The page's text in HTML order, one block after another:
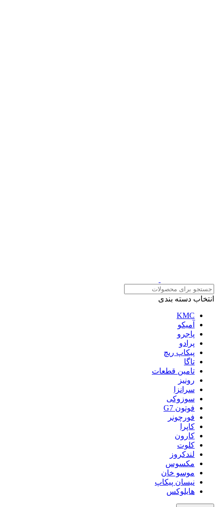
انتخاب دسته بندی
KMC
آمیکو
پاجرو
پرادو
پیکاپ ریچ
تاگا
تامین قطعات
رونیز
سرانزا
سوزوکی
فوتون G7
فورچونر
کاپرا
کارون
کلوت
لندکروز
مکسوس
موسو خان
نیسان پیکاپ
هایلوکس